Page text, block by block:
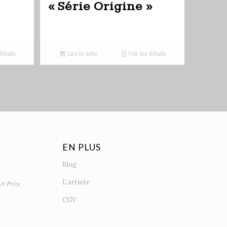
« Série Origine »
Lire la suite Voir les détails
Prize
EN PLUS
Blog
L’artiste
CGV